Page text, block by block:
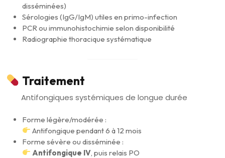
disséminées)
Sérologies (IgG/IgM) utiles en primo-infection
PCR ou immunohistochimie selon disponibilité
Radiographie thoracique systématique
Traitement
Antifongiques systémiques de longue durée
Forme légère/modérée :
Antifongique pendant 6 à 12 mois
Forme sévère ou disséminée :
Antifongique IV, puis relais PO